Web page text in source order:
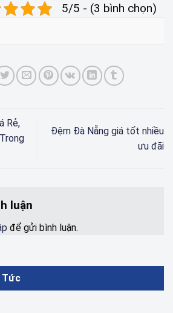
5/5 - (3 bình chọn)
Rẻ,
Đệm Đà Nẵng giá tốt nhiều
ưu đãi
luận
để gửi bình luận.
Tức